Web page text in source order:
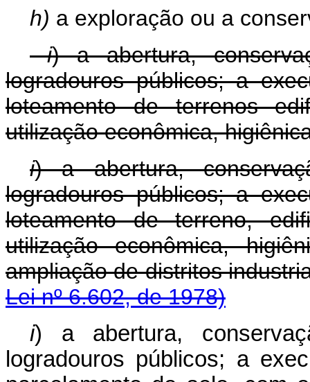
h) a exploração ou a
i) a abertura,
logradouros públicos; a
loteamento de terrenos
utilização econômica,
i) a abertura,
logradouros públicos; a
loteamento de terreno,
utilização econômica,
ampliação de
Lei nº 6.602, de 1978)
i) a abertura,
logradouros públicos; a